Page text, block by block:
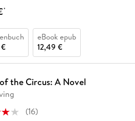
*
eBook epub
12,49 €
the Circus: A Novel
(16)